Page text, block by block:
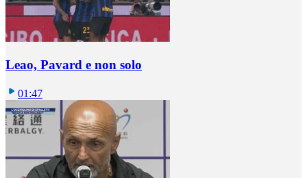
Leao, Pavard e non solo
01:47